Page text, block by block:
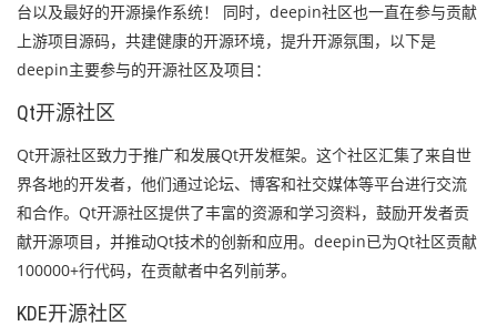
台以及最好的开源操作系统！ 同时，deepin社区也一直在参与贡献
上游项目源码，共建健康的开源环境，提升开源氛围，以下是
deepin主要参与的开源社区及项目：
Qt开源社区
Qt开源社区致力于推广和发展Qt开发框架。这个社区汇集了来自世
界各地的开发者，他们通过论坛、博客和社交媒体等平台进行交流
和合作。Qt开源社区提供了丰富的资源和学习资料，鼓励开发者贡
献开源项目，并推动Qt技术的创新和应用。deepin已为Qt社区贡献
100000+行代码，在贡献者中名列前茅。
KDE开源社区